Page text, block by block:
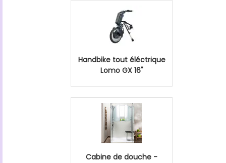
Handbike tout éléctrique
Lomo GX 16"
Cabine de douche -